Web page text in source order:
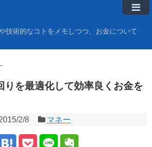
技術的なコトをメモしつつ、お金について
りを最適化して効率良くお金を
2/8 マネー